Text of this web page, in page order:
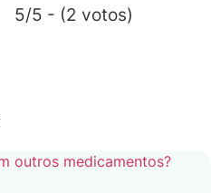
5/5 - (2 votos)